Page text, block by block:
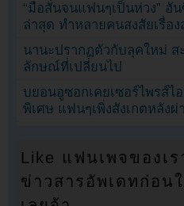
“มือสั่นจนแฟนๆเป็นห่วง” ฮั
ล่าสุด ทำหลายคนสงสัยเรื่อ
นานะปรากฏตัวกับลุคใหม่ ส
ลักษณ์ที่เปลี่ยนไป
บยอนอูซอกเคยเซอร์ไพรส์ไ
พิเศษ แฟนๆเพิ่งสังเกตหลังผ่
Like แฟนเพจของเ
ข่าวสารอัพเดทก่อน